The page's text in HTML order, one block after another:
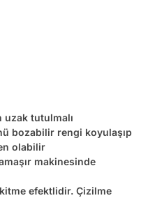
uzak tutulmalı
bozabilir rengi koyulaşıp
olabilir
makinesinde
efektlidir. Çizilme